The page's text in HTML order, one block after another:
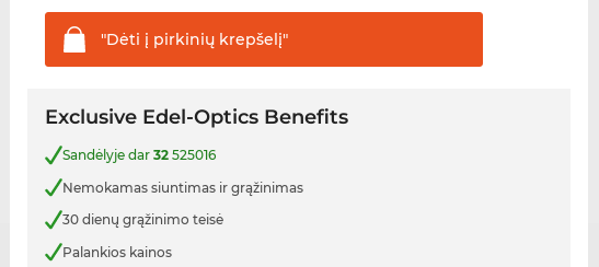
"Dėti į pirkinių krepšelį"
Exclusive Edel-Optics Benefits
Sandėlyje dar32 525016
Nemokamas siuntimas ir grąžinimas
30 dienų grąžinimo teisė
Palankios kainos